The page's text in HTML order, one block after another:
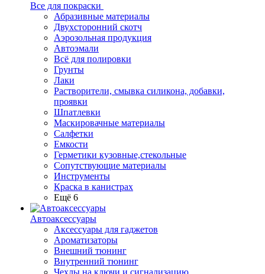
Все для покраски
Абразивные материалы
Двухсторонний скотч
Аэрозольная продукция
Автоэмали
Всё для полировки
Грунты
Лаки
Растворители, смывка силикона, добавки,
проявки
Шпатлевки
Маскировачные материалы
Салфетки
Емкости
Герметики кузовные,стекольные
Сопутствующие материалы
Инструменты
Краска в канистрах
Ещё 6
Автоаксессуары
Аксессуары для гаджетов
Ароматизаторы
Внешний тюнинг
Внутренний тюнинг
Чехлы на ключи и сигнализацию